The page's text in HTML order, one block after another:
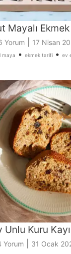
Mayalı
Yorum 17 Nisan
maya • ekmek tarifi• ev
Kuru
Yorum 31 Ocak